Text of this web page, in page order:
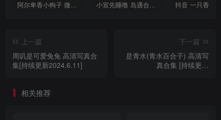
阿尔卑香小狗子 微密圈合集[40套][持续更新2023.12.14] 小宣先睡噜 岛遇合集[持续更新2025.08.27]
上一篇
周叽是可爱兔兔 高清写真合
集[持续更新2024.6.11]
下一篇
是青水(青水百合子) 高清写
真合集 [持续更新
相关推荐